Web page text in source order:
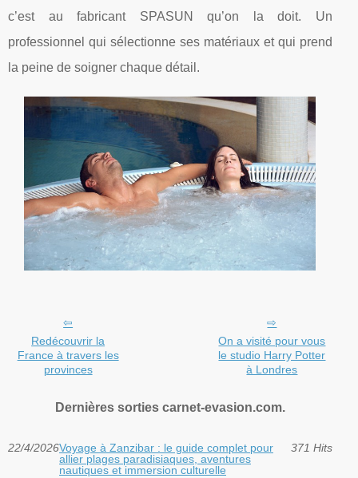
c’est au fabricant SPASUN qu’on la doit. Un
professionnel qui sélectionne ses matériaux et qui prend
la peine de soigner chaque détail.
Redécouvrir la
France à travers les
provinces
On a visité pour vous
le studio Harry Potter
à Londres
Dernières sorties carnet-evasion.com.
22/4/2026Voyage à Zanzibar : le guide complet pour
allier plages paradisiaques, aventures
nautiques et immersion culturelle
371 Hits